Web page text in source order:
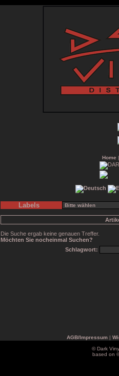
Home
Labels
Die Suche ergab keine genauen Treffer.
Möchten Sie nocheinmal Suchen?
Schlagwort:
AGB/Impressum|
© Dark
based on